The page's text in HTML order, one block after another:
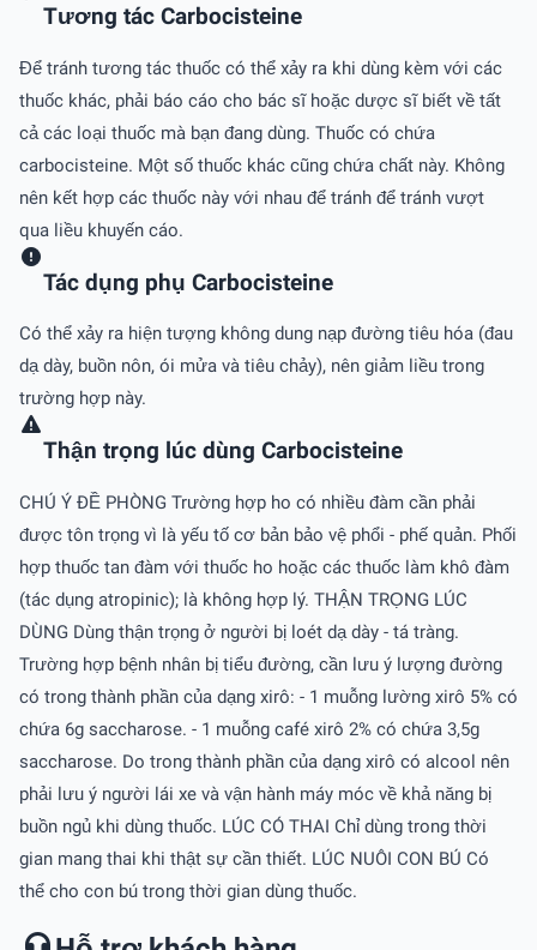
Tương tác Carbocisteine
Để tránh tương tác thuốc có thể xảy ra khi dùng kèm với các
thuốc khác, phải báo cáo cho bác sĩ hoặc dược sĩ biết về tất
cả các loại thuốc mà bạn đang dùng. Thuốc có chứa
carbocisteine. Một số thuốc khác cũng chứa chất này. Không
nên kết hợp các thuốc này với nhau để tránh để tránh vượt
qua liều khuyến cáo.
Tác dụng phụ Carbocisteine
Có thể xảy ra hiện tượng không dung nạp đường tiêu hóa (đau
dạ dày, buồn nôn, ói mửa và tiêu chảy), nên giảm liều trong
trường hợp này.
Thận trọng lúc dùng Carbocisteine
CHÚ Ý ÐỀ PHÒNG Trường hợp ho có nhiều đàm cần phải
được tôn trọng vì là yếu tố cơ bản bảo vệ phổi - phế quản. Phối
hợp thuốc tan đàm với thuốc ho hoặc các thuốc làm khô đàm
(tác dụng atropinic); là không hợp lý. THẬN TRỌNG LÚC
DÙNG Dùng thận trọng ở người bị loét dạ dày - tá tràng.
Trường hợp bệnh nhân bị tiểu đường, cần lưu ý lượng đường
có trong thành phần của dạng xirô: - 1 muỗng lường xirô 5% có
chứa 6g saccharose. - 1 muỗng café xirô 2% có chứa 3,5g
saccharose. Do trong thành phần của dạng xirô có alcool nên
phải lưu ý người lái xe và vận hành máy móc về khả năng bị
buồn ngủ khi dùng thuốc. LÚC CÓ THAI Chỉ dùng trong thời
gian mang thai khi thật sự cần thiết. LÚC NUÔI CON BÚ Có
thể cho con bú trong thời gian dùng thuốc.